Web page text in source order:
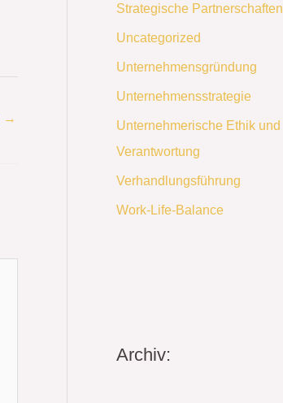
→
Strategische Partnerschaften
Uncategorized
Unternehmensgründung
Unternehmensstrategie
Unternehmerische Ethik und
Verantwortung
Verhandlungsführung
Work-Life-Balance
Archiv: